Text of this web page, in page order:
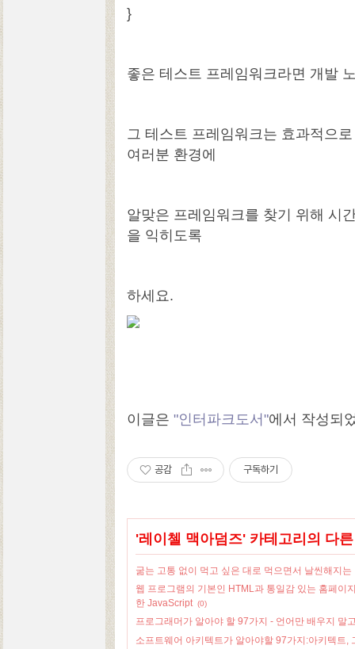
}
좋은 테스트 프레임워크라면 개발
그 테스트 프레임워크는 효과적으
여러분 환경에
알맞은 프레임워크를 찾기 위해 시
을 익히도록
하세요.
이글은 "인터파크도서"에서 작성되
공감 구독하기
'레이첼 맥아덤즈' 카테고리의 다
굶는 고통 없이 먹고 싶은 대로 먹으면서 날씬해지는
웹 프로그램의 기본인 HTML과 통일감 있는 홈페이
한 JavaScript (0)
프로그래머가 알아야 할 97가지 - 언어만 배우지 말
소프트웨어 아키텍트가 알아야할 97가지:아키텍트,